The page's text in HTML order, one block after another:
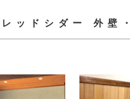
ッドシダー 外壁